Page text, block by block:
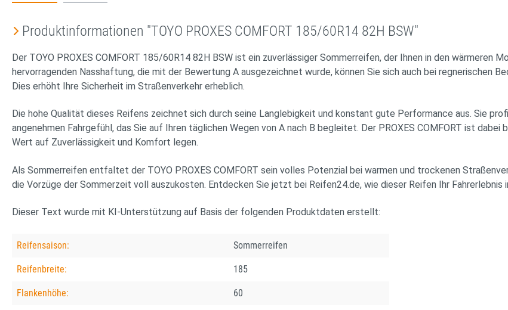
Produktinformationen "TOYO PROXES COMFORT 185/60R14 82H BSW"
Der TOYO PROXES COMFORT 185/60R14 82H BSW ist ein zuverlässiger Sommerreifen, der Ihnen in den
hervorragenden Nasshaftung, die mit der Bewertung A ausgezeichnet wurde, können Sie sich auch bei regnerischen
Dies erhöht Ihre Sicherheit im Straßenverkehr erheblich.
Die hohe Qualität dieses Reifens zeichnet sich durch seine Langlebigkeit und konstant gute Performance aus. Sie
angenehmen Fahrgefühl, das Sie auf Ihren täglichen Wegen von A nach B begleitet. Der PROXES COMFORT ist
Wert auf Zuverlässigkeit und Komfort legen.
Als Sommerreifen entfaltet der TOYO PROXES COMFORT sein volles Potenzial bei warmen und trockenen
die Vorzüge der Sommerzeit voll auszukosten. Entdecken Sie jetzt bei Reifen24.de, wie dieser Reifen Ihr Fahrerlebnis
Dieser Text wurde mit KI-Unterstützung auf Basis der folgenden Produktdaten erstellt:
Reifensaison: Sommerreifen
Reifenbreite: 185
Flankenhöhe: 60